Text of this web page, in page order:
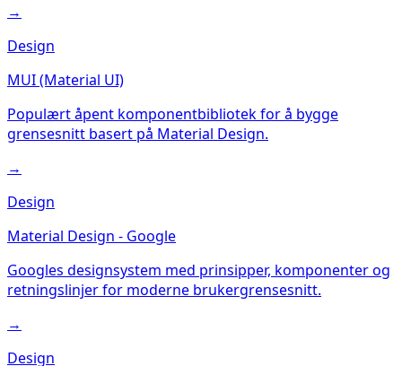
→
Design
MUI (Material UI)
Populært åpent komponentbibliotek for å bygge
grensesnitt basert på Material Design.
→
Design
Material Design - Google
Googles designsystem med prinsipper, komponenter og
retningslinjer for moderne brukergrensesnitt.
→
Design